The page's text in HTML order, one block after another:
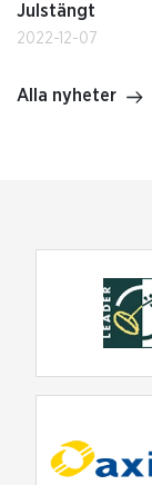
Julstängt
2022-12-07
Alla nyheter